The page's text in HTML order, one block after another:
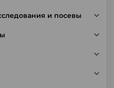
и посевы